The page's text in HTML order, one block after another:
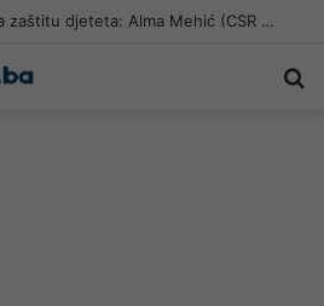
Jačanje kapaciteta za zaštitu djeteta: Alma Mehić (CSR Konjic) na edukaciji u Neumu